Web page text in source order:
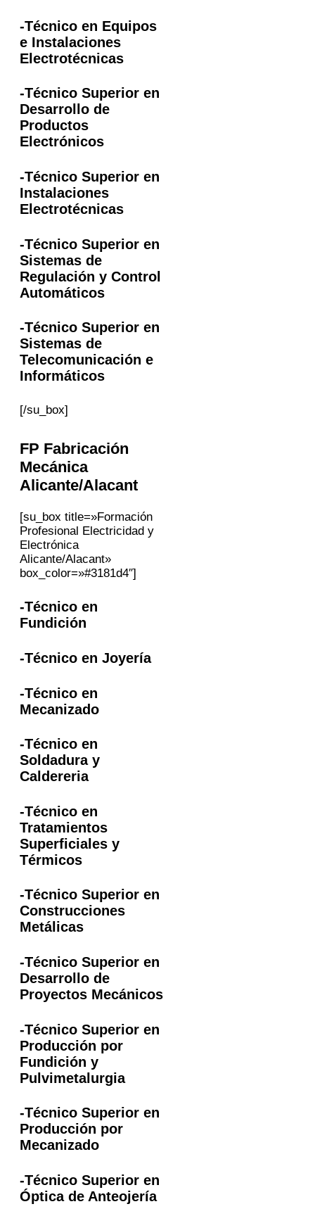
-Técnico en Equipos
e Instalaciones
Electrotécnicas
-Técnico Superior en
Desarrollo de
Productos
Electrónicos
-Técnico Superior en
Instalaciones
Electrotécnicas
-Técnico Superior en
Sistemas de
Regulación y Control
Automáticos
-Técnico Superior en
Sistemas de
Telecomunicación e
Informáticos
[/su_box]
FP Fabricación
Mecánica
Alicante/Alacant
[su_box title=»Formación
Profesional Electricidad y
Electrónica
Alicante/Alacant»
box_color=»#3181d4″]
-Técnico en
Fundición
-Técnico en Joyería
-Técnico en
Mecanizado
-Técnico en
Soldadura y
Caldereria
-Técnico en
Tratamientos
Superficiales y
Térmicos
-Técnico Superior en
Construcciones
Metálicas
-Técnico Superior en
Desarrollo de
Proyectos Mecánicos
-Técnico Superior en
Producción por
Fundición y
Pulvimetalurgia
-Técnico Superior en
Producción por
Mecanizado
-Técnico Superior en
Óptica de Anteojería